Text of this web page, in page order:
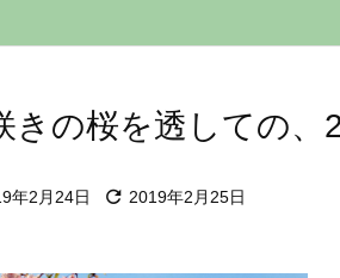
きの桜を透しての、
年2月24日  2019年2月25日